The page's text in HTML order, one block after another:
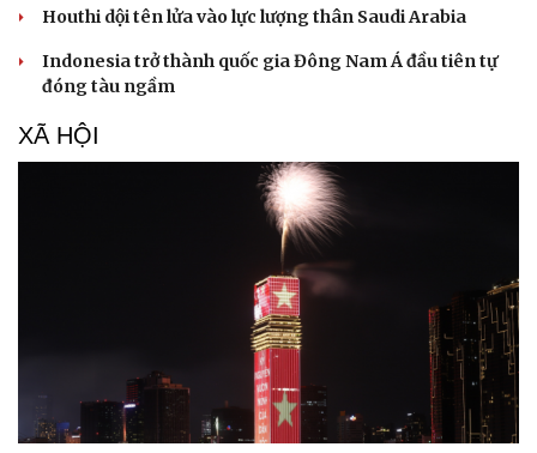
Houthi dội tên lửa vào lực lượng thân Saudi Arabia
Indonesia trở thành quốc gia Đông Nam Á đầu tiên tự
đóng tàu ngầm
XÃ HỘI